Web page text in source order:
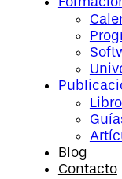
Blog
Contacto